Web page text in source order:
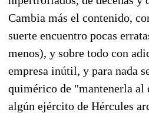
Cambia más el contenido,
suerte encuentro pocas
menos), y sobre todo con
empresa inútil, y para nada
quimérico de "mantenerla al
algún ejército de Hércules